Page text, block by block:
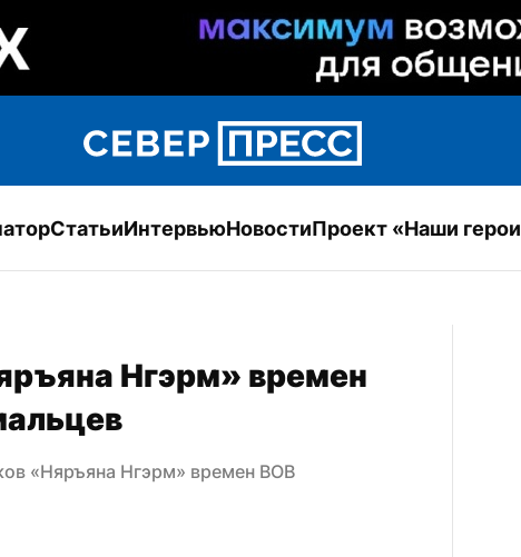
СтатьиИнтервьюНовостиПроект «Наши
Нгэрм» времен
«Няръяна Нгэрм» времен ВОВ